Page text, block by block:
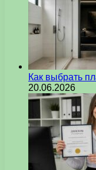
Как выбрать
20.06.2026